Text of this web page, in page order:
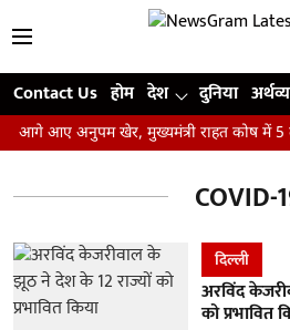
Contact Us होम देश दुनिया
आगे आए अनुपम खेर, मुख्यमंत्री राहत कोष में 5
COVID-
दिल्ली
अरविंद
को प्रभावित